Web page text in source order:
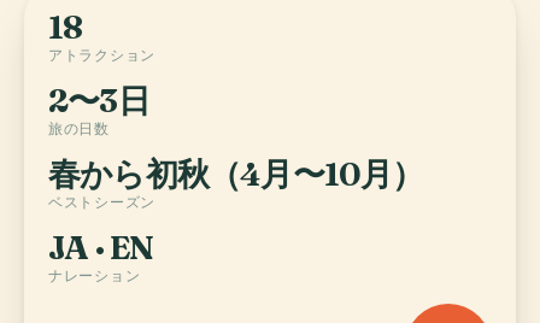
18
アトラクション
2〜3日
旅の日数
春から初秋（4月〜10月）
ベストシーズン
JA · EN
ナレーション